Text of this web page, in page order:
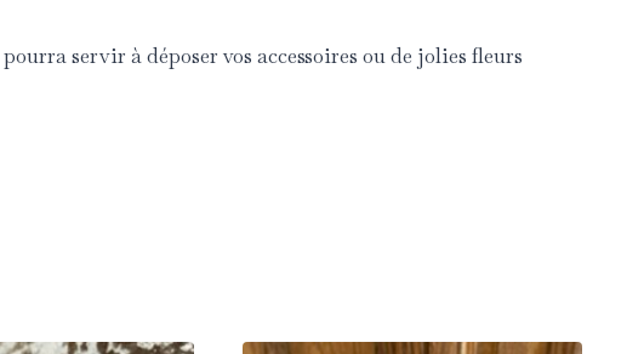
servir à déposer vos accessoires ou de jolies fleurs